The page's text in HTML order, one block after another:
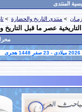
المنتدى
> منتدى التاريخ والحضارة >
التاريخية عصر ما قبل التاريخ